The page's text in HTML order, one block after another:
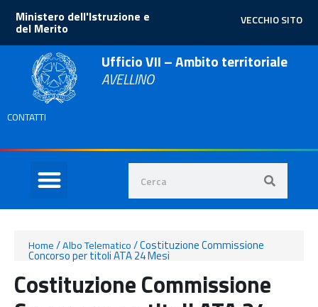
VECCHIO SITO
Ministero dell'Istruzione e
del Merito
Ufficio VII – Ambito territoriale
AVELLINO
CONTATTI
Home/Albo Telematico/Costituzione Commissione
Concorso per titoli ATA 24 Mesi
Costituzione Commissione